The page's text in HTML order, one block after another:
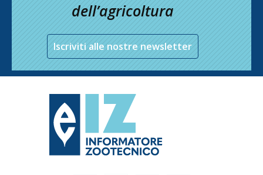
dell’agricoltura
Iscriviti alle nostre newsletter